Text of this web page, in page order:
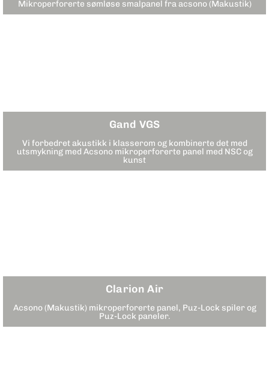
Mikroperforerte sømløse smalpanel fra acsono (Makustik)
Gand VGS
Vi forbedret akustikk i klasserom og kombinerte det med
utsmykning med Acsono mikroperforerte panel med NSC og
kunst
Clarion Air
Acsono (Makustik) mikroperforerte panel, Puz-Lock spiler og
Puz-Lock paneler.